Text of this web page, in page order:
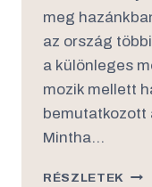
meg
az ország
a különleges
mozik mellett
bemutatkozott
Mintha…
RÉSZLETEK